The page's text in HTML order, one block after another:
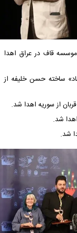
قاف در عراق اهدا
ساخته حسن خلیفه از
از سوریه اهدا شد.
شد.
شد.